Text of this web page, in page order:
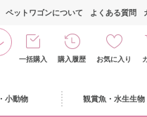
ペットワゴンについて よくある質問
一括購入 購入履歴 お気に入り
小動物 観賞魚・水生生物